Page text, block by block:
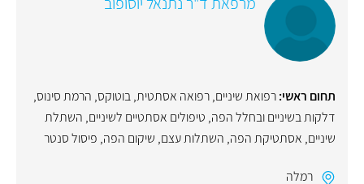
תחום ראשי:רפואת שיניים,רפואה אסתטית,בוטוקס, הרמת סינוס,
דלקות בשיניים ובחלל הפה, טיפולים אסתטיים לשיניים, השתלת
שיניים, אסתטיקת הפה, השתלות עצם, שיקום הפה, פיסול סנטר
רמלה